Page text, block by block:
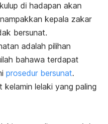
di hadapan akan
kepala zakar
bersunat.
adalah pilihan
bahawa terdapat
prosedur bersunat.
kelamin lelaki yang paling